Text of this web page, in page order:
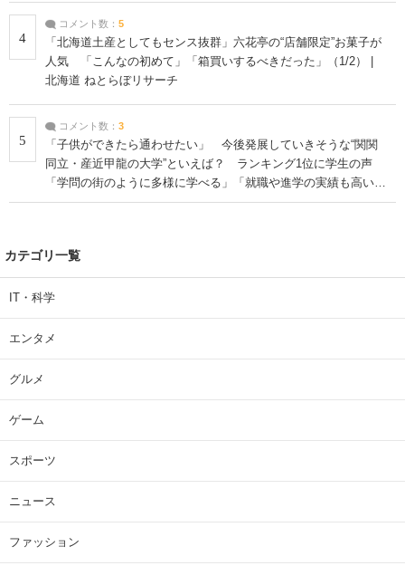
4
コメント数： 5
「北海道土産としてもセンス抜群」六花亭の“店舗限定”お菓子が
人気 「こんなの初めて」「箱買いするべきだった」（1/2） |
北海道 ねとらぼリサーチ
5
コメント数： 3
「子供ができたら通わせたい」 今後発展していきそうな“関関
同立・産近甲龍の大学”といえば？ ランキング1位に学生の声
「学問の街のように多様に学べる」「就職や進学の実績も高い」
| 大学 ねとらぼリサーチ
カテゴリ一覧
IT・科学
エンタメ
グルメ
ゲーム
スポーツ
ニュース
ファッション